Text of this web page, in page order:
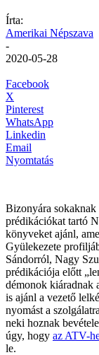
Írta:
Amerikai Népszava
-
2020-05-28
Facebook
X
Pinterest
WhatsApp
Linkedin
Email
Nyomtatás
Bizonyára
prédikációkat tartó
könyveket ajánl,
Gyülekezete
Sándorról, Nagy
prédikációja előtt
démonok kiáradnak
is ajánl a vezető
nyomást a
neki hoznak
úgy, hogy az ATV-
le.